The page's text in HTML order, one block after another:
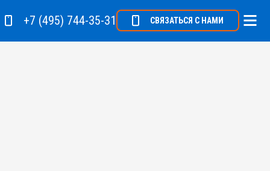
+7 (495) 744-35-31 СВЯЗАТЬСЯ С НАМИ